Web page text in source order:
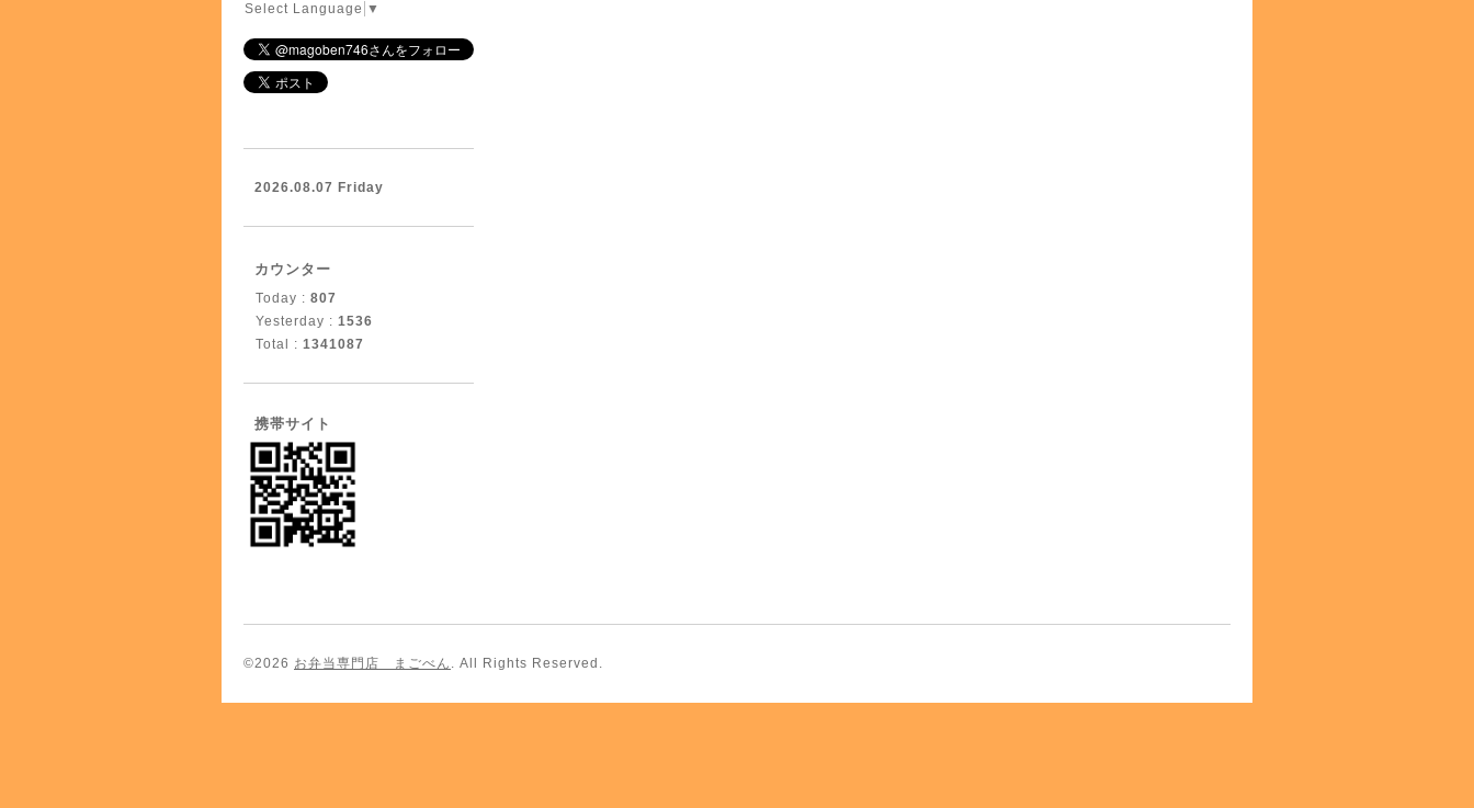
Select Language ▼
2026.08.07 Friday
カウンター
Today : 807
Yesterday : 1536
Total : 1341087
携帯サイト
©2026 お弁当専門店 まごべん . All Rights Reserved.